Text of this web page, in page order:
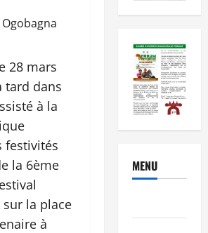
28 mars
tard dans
à la
festivités
la 6ème
sur la place
à
MENU